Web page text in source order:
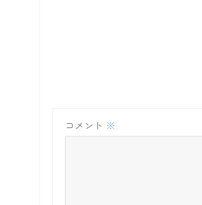
コメント ※